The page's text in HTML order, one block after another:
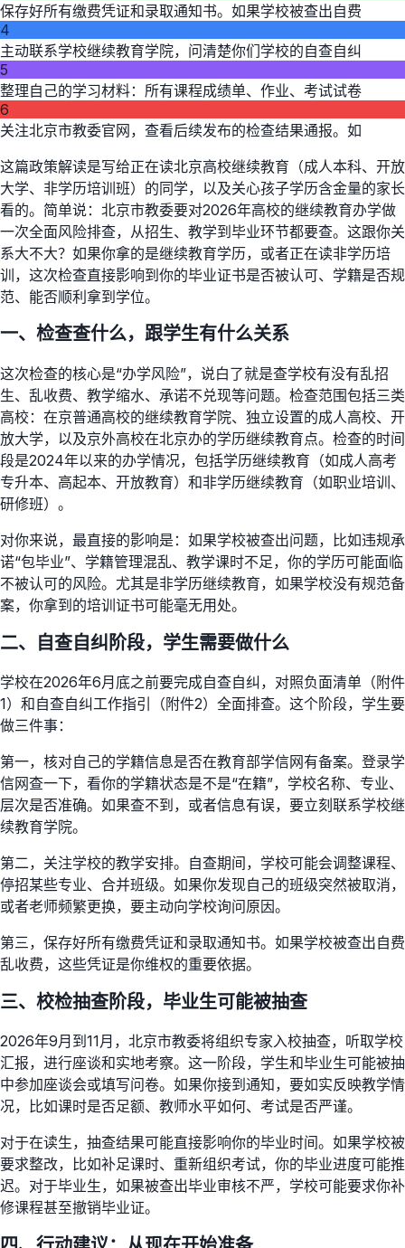
保存好所有缴费凭证和录取通知书。如果学校被查出自费
4
主动联系学校继续教育学院，问清楚你们学校的自查自纠
5
整理自己的学习材料：所有课程成绩单、作业、考试试卷
6
关注北京市教委官网，查看后续发布的检查结果通报。如
这篇政策解读是写给正在读北京高校继续教育（成人本科、开放
大学、非学历培训班）的同学，以及关心孩子学历含金量的家长
看的。简单说：北京市教委要对2026年高校的继续教育办学做
一次全面风险排查，从招生、教学到毕业环节都要查。这跟你关
系大不大？如果你拿的是继续教育学历，或者正在读非学历培
训，这次检查直接影响到你的毕业证书是否被认可、学籍是否规
范、能否顺利拿到学位。
一、检查查什么，跟学生有什么关系
这次检查的核心是“办学风险”，说白了就是查学校有没有乱招
生、乱收费、教学缩水、承诺不兑现等问题。检查范围包括三类
高校：在京普通高校的继续教育学院、独立设置的成人高校、开
放大学，以及京外高校在北京办的学历继续教育点。检查的时间
段是2024年以来的办学情况，包括学历继续教育（如成人高考
专升本、高起本、开放教育）和非学历继续教育（如职业培训、
研修班）。
对你来说，最直接的影响是：如果学校被查出问题，比如违规承
诺“包毕业”、学籍管理混乱、教学课时不足，你的学历可能面临
不被认可的风险。尤其是非学历继续教育，如果学校没有规范备
案，你拿到的培训证书可能毫无用处。
二、自查自纠阶段，学生需要做什么
学校在2026年6月底之前要完成自查自纠，对照负面清单（附件
1）和自查自纠工作指引（附件2）全面排查。这个阶段，学生要
做三件事：
第一，核对自己的学籍信息是否在教育部学信网有备案。登录学
信网查一下，看你的学籍状态是不是“在籍”，学校名称、专业、
层次是否准确。如果查不到，或者信息有误，要立刻联系学校继
续教育学院。
第二，关注学校的教学安排。自查期间，学校可能会调整课程、
停招某些专业、合并班级。如果你发现自己的班级突然被取消，
或者老师频繁更换，要主动向学校询问原因。
第三，保存好所有缴费凭证和录取通知书。如果学校被查出自费
乱收费，这些凭证是你维权的重要依据。
三、校检抽查阶段，毕业生可能被抽查
2026年9月到11月，北京市教委将组织专家入校抽查，听取学校
汇报，进行座谈和实地考察。这一阶段，学生和毕业生可能被抽
中参加座谈会或填写问卷。如果你接到通知，要如实反映教学情
况，比如课时是否足额、教师水平如何、考试是否严谨。
对于在读生，抽查结果可能直接影响你的毕业时间。如果学校被
要求整改，比如补足课时、重新组织考试，你的毕业进度可能推
迟。对于毕业生，如果被查出毕业审核不严，学校可能要求你补
修课程甚至撤销毕业证。